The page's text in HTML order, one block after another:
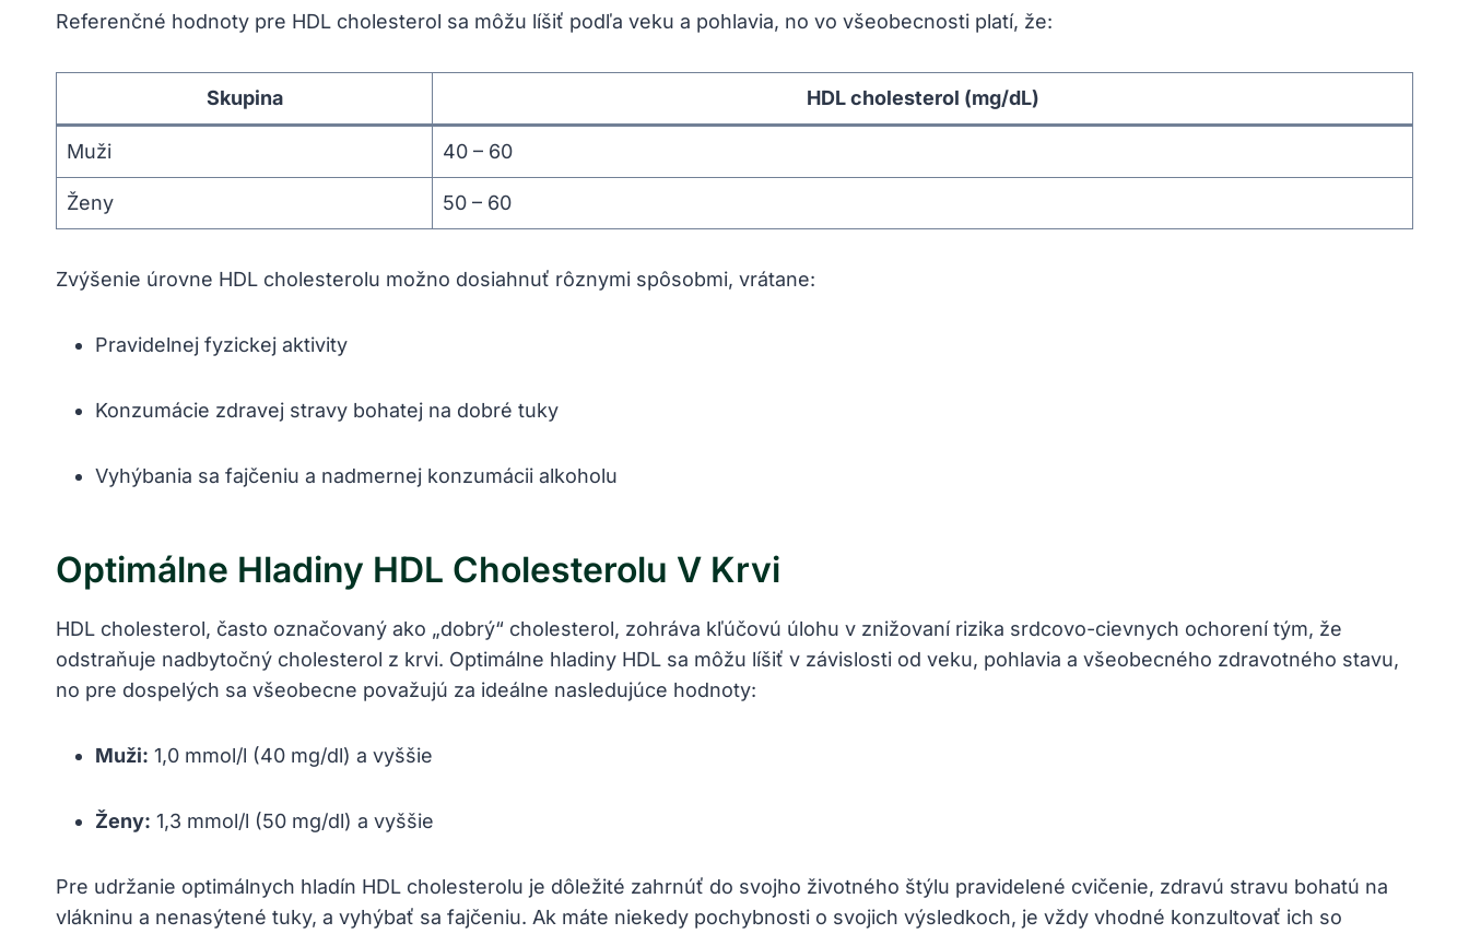
Referenčné hodnoty pre HDL cholesterol sa môžu líšiť podľa veku a pohlavia, no vo všeobecnosti platí, že:
Skupina HDL cholesterol (mg/dL)
Muži 40 – 60
Ženy 50 – 60
Zvýšenie úrovne HDL cholesterolu možno dosiahnuť rôznymi spôsobmi, vrátane:
Pravidelnej fyzickej aktivity
Konzumácie zdravej stravy bohatej na dobré tuky
Vyhýbania sa fajčeniu a nadmernej konzumácii alkoholu
Optimálne Hladiny HDL Cholesterolu V Krvi
HDL cholesterol, často označovaný ako „dobrý“ cholesterol, zohráva kľúčovú úlohu v znižovaní rizika srdcovo-cievnych ochorení tým, že
odstraňuje nadbytočný cholesterol z krvi. Optimálne hladiny HDL sa môžu líšiť v závislosti od veku, pohlavia a všeobecného zdravotného stavu,
no pre dospelých sa všeobecne považujú za ideálne nasledujúce hodnoty:
Muži: 1,0 mmol/l (40 mg/dl) a vyššie
Ženy: 1,3 mmol/l (50 mg/dl) a vyššie
Pre udržanie optimálnych hladín HDL cholesterolu je dôležité zahrnúť do svojho životného štýlu pravidelené cvičenie, zdravú stravu bohatú na
vlákninu a nenasýtené tuky, a vyhýbať sa fajčeniu. Ak máte niekedy pochybnosti o svojich výsledkoch, je vždy vhodné konzultovať ich so